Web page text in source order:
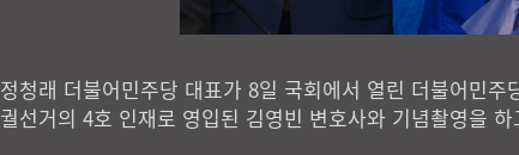
정청래 더불어민주당 대표가 8일 국회에서 열린 더불어민
궐선거의 4호 인재로 영입된 김영빈 변호사와 기념촬영을